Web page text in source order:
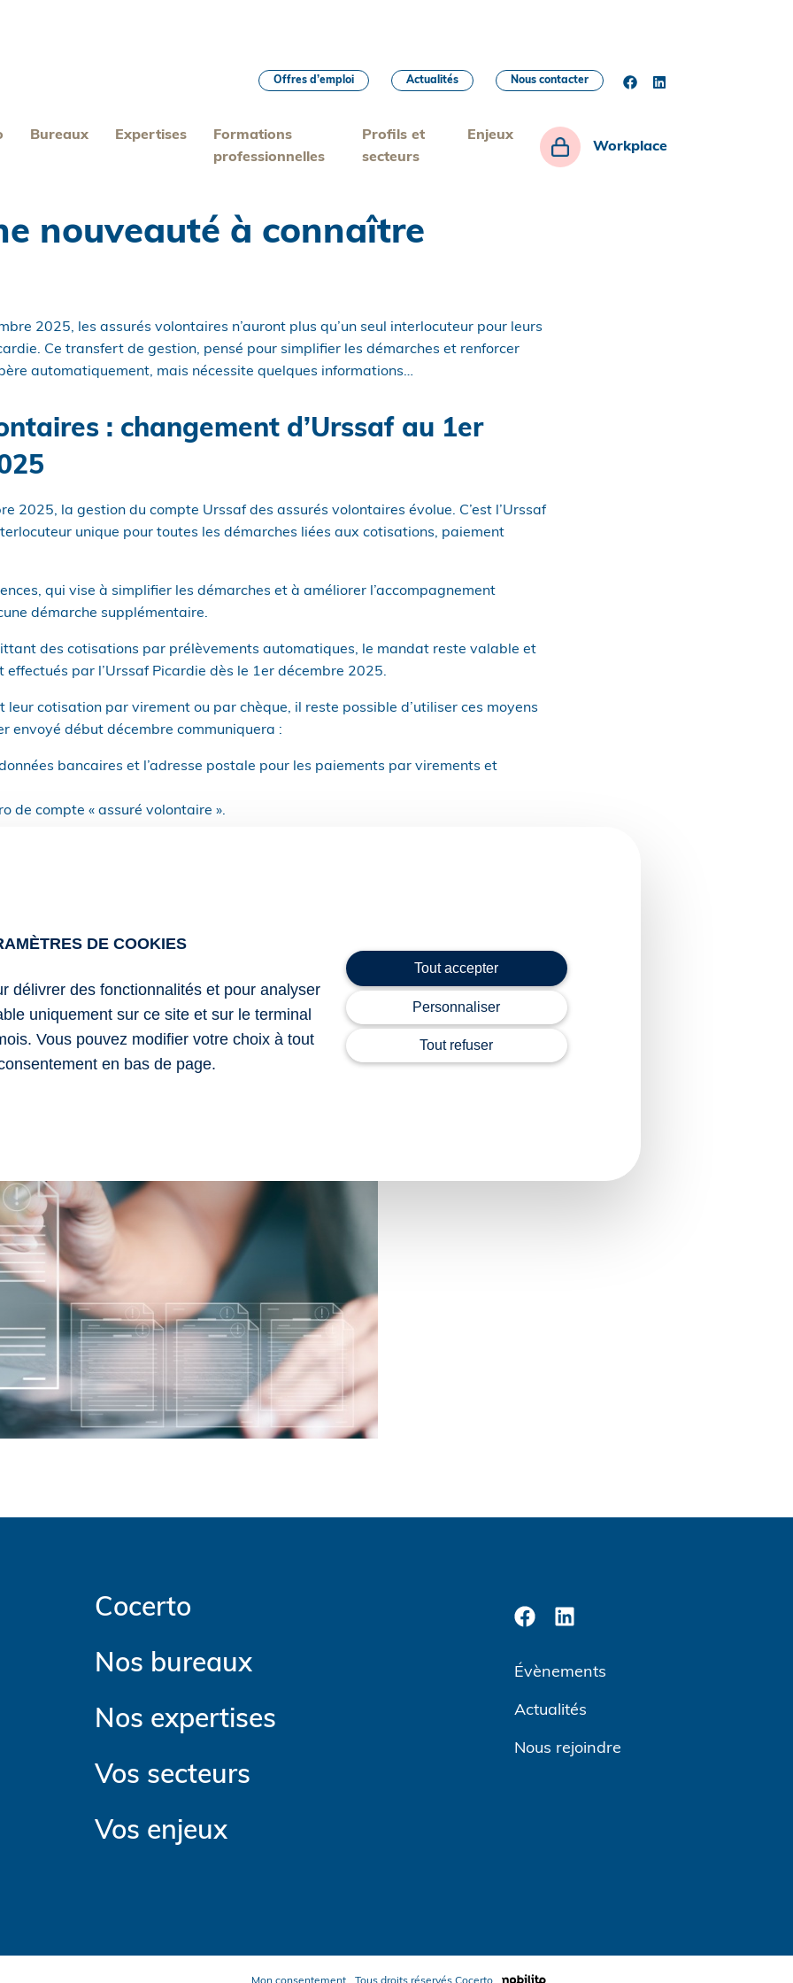
Bureaux Expertises
Formations
professionnelles
Profils et
secteurs
Enjeux
Workplace
Offres d’emploi Actualités Nous contacter
nouveauté à connaître
2025, les assurés volontaires n’auront plus qu’un seul interlocuteur pour leurs
Ce transfert de gestion, pensé pour simplifier les démarches et renforcer
automatiquement, mais nécessite quelques informations…
: changement d’Urssaf au 1er
2025, la gestion du compte Urssaf des assurés volontaires évolue. C’est l’Urssaf
unique pour toutes les démarches liées aux cotisations, paiement
qui vise à simplifier les démarches et à améliorer l’accompagnement
démarche supplémentaire.
des cotisations par prélèvements automatiques, le mandat reste valable et
effectués par l’Urssaf Picardie dès le 1er décembre 2025.
leur cotisation par virement ou par chèque, il reste possible d’utiliser ces moyens
envoyé début décembre communiquera :
bancaires et l’adresse postale pour les paiements par virements et
de compte « assuré volontaire ».
« Assurés volontaires, la gestion de votre compte évolue » publiée le 13
nouveauté à connaître– © Copyright WebLex
Cocerto
Nos bureaux
Nos expertises
Vos secteurs
Vos enjeux
Évènements
Actualités
Nous rejoindre
DE COOKIES
délivrer des fonctionnalités et pour analyser
uniquement sur ce site et sur le terminal
Vous pouvez modifier votre choix à tout
en bas de page.
Tout accepter
Personnaliser
Tout refuser